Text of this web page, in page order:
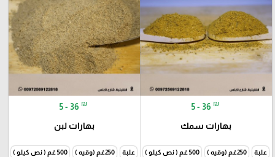
5 - 36 ₪
بهارات سمك
علبة 250غم (وقيه ) 500 غم ( نص كيلو ) 1000غم (كيلو )
5 - 36 ₪
بهارات لبن
علبة 250غم (وقيه ) 500 غم ( نص كيلو )